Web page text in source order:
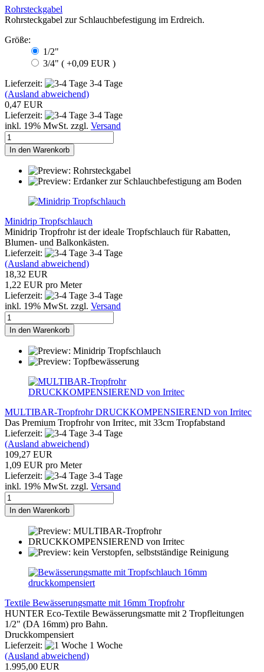
Rohrsteckgabel
Rohrsteckgabel zur Schlauchbefestigung im Erdreich.
Größe:
1/2"
3/4" ( +0,09 EUR )
Lieferzeit:
3-4 Tage
(Ausland abweichend)
0,47 EUR
Lieferzeit:
3-4 Tage
inkl. 19% MwSt. zzgl. Versand
In den Warenkorb
Minidrip Tropfschlauch
Minidrip Tropfrohr ist der ideale Tropfschlauch für Rabatten,
Blumen- und Balkonkästen.
Lieferzeit:
3-4 Tage
(Ausland abweichend)
18,32 EUR
1,22 EUR pro Meter
Lieferzeit:
3-4 Tage
inkl. 19% MwSt. zzgl. Versand
In den Warenkorb
MULTIBAR-Tropfrohr DRUCKKOMPENSIEREND von Irritec
Das Premium Tropfrohr von Irritec, mit 33cm Tropfabstand
Lieferzeit:
3-4 Tage
(Ausland abweichend)
109,27 EUR
1,09 EUR pro Meter
Lieferzeit:
3-4 Tage
inkl. 19% MwSt. zzgl. Versand
In den Warenkorb
Textile Bewässerungsmatte mit 16mm Tropfrohr
HUNTER Eco-Textile Bewässerungsmatte mit 2 Tropfleitungen
1/2" (DA 16mm) pro Bahn.
Druckkompensiert
Lieferzeit:
1 Woche
(Ausland abweichend)
1.995,00 EUR